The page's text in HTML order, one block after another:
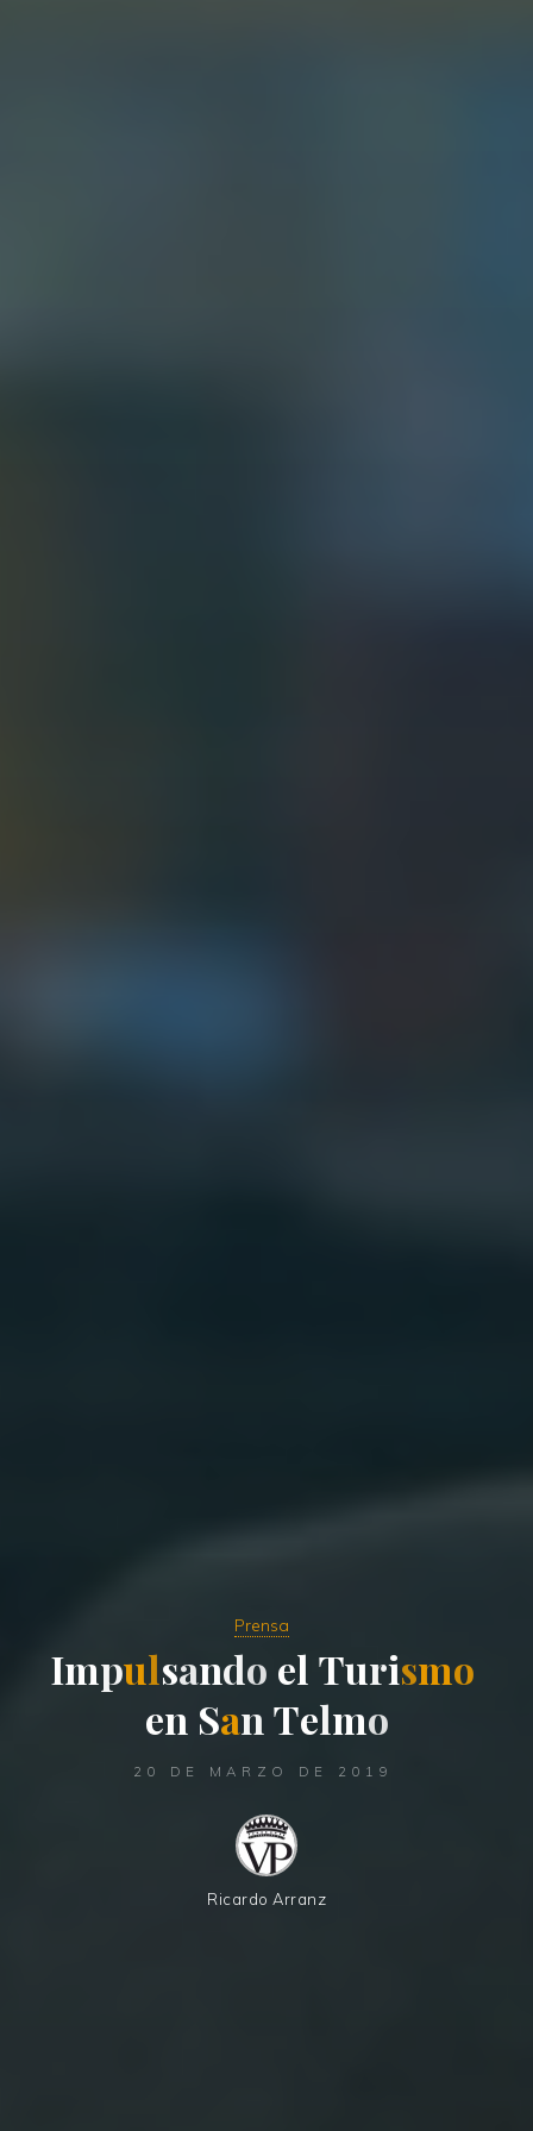
Prensa
Impulsando el Turismo
en San Telmo
20 DE MARZO DE 2019
Ricardo Arranz